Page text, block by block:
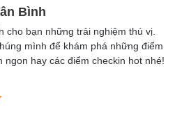
Bình
cho bạn những trải nghiệm thú vị.
mình để khám phá những điểm
hay các điểm checkin hot nhé!